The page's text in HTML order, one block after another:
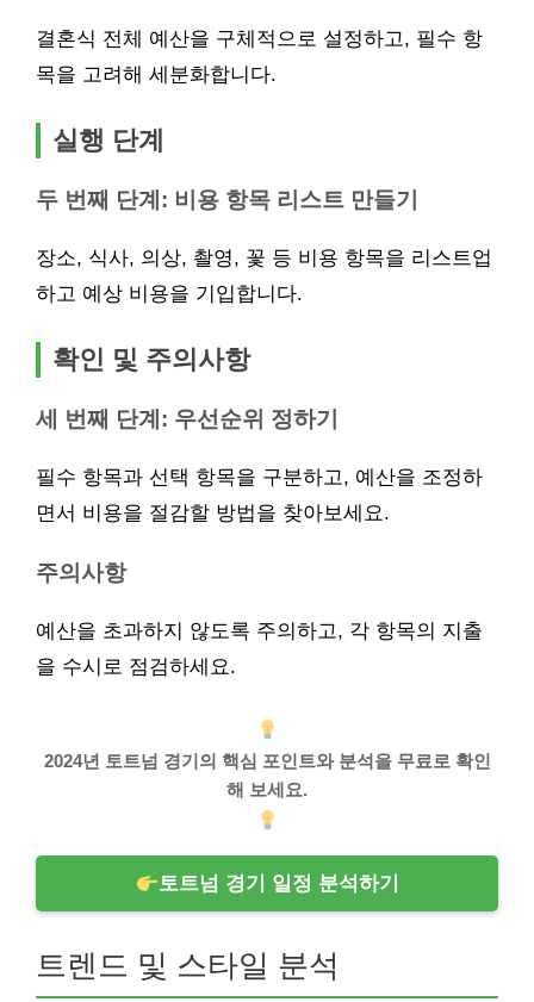
결혼식 전체 예산을 구체적으로 설정하고, 필수 항
목을 고려해 세분화합니다.
실행 단계
두 번째 단계: 비용 항목 리스트 만들기
장소, 식사, 의상, 촬영, 꽃 등 비용 항목을 리스트업
하고 예상 비용을 기입합니다.
확인 및 주의사항
세 번째 단계: 우선순위 정하기
필수 항목과 선택 항목을 구분하고, 예산을 조정하
면서 비용을 절감할 방법을 찾아보세요.
주의사항
예산을 초과하지 않도록 주의하고, 각 항목의 지출
을 수시로 점검하세요.
2024년 토트넘 경기의 핵심 포인트와 분석을 무료로 확인
해 보세요.
토트넘 경기 일정 분석하기
트렌드 및 스타일 분석